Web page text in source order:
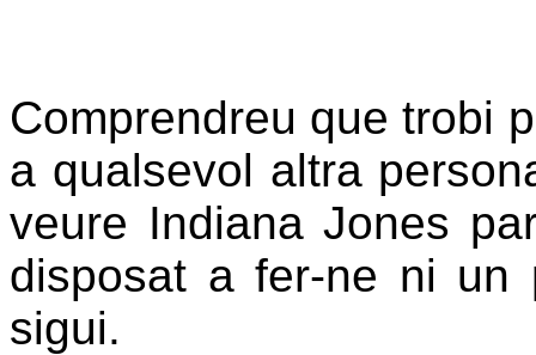
Comprendreu que trobi
a qualsevol altra
veure Indiana Jones
disposat a fer-ne ni un
sigui.